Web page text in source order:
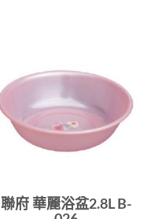
聯府 華麗浴盆2.8L B-